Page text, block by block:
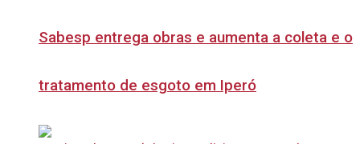
Sabesp entrega obras e aumenta a coleta e o
tratamento de esgoto em Iperó